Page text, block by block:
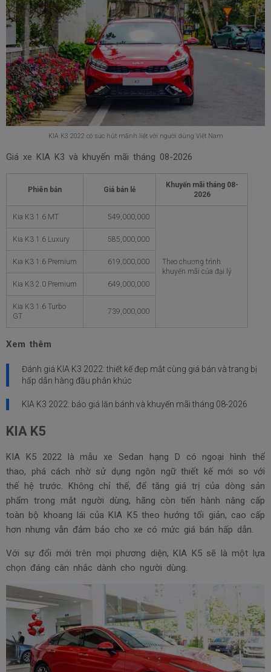
KIA K3 2022 có sức hút mãnh liệt với người dùng Việt Nam
Giá xe KIA K3 và khuyến mãi tháng 08-2026
Phiên bản Giá bán lẻ
Khuyến mãi tháng 08-
2026
Kia K3 1.6 MT 549,000,000
Theo chương trình
khuyến mãi của đại lý
Kia K3 1.6 Luxury 585,000,000
Kia K3 1.6 Premium 619,000,000
Kia K3 2.0 Premium 649,000,000
Kia K3 1.6 Turbo
GT
739,000,000
Xem thêm
Đánh giá KIA K3 2022: thiết kế đẹp mắt cùng giá bán và trang bị
hấp dẫn hàng đầu phân khúc
KIA K3 2022: báo giá lăn bánh và khuyến mãi tháng 08-2026
KIA K5
KIA K5 2022 là mẫu xe Sedan hạng D có ngoại hình thể
thao, phá cách nhờ sử dụng ngôn ngữ thiết kế mới so với
thế hệ trước. Không chỉ thế, để tăng giá trị của dòng sản
phẩm trong mắt người dùng, hãng còn tiến hành nâng cấp
toàn bộ khoang lái của KIA K5 theo hướng tối giản, cao cấp
hơn nhưng vẫn đảm bảo cho xe có mức giá bán hấp dẫn.
Với sự đổi mới trên mọi phương diện, KIA K5 sẽ là một lựa
chọn đáng cân nhắc dành cho người dùng.